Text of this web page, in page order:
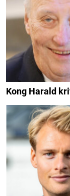
Kong Harald